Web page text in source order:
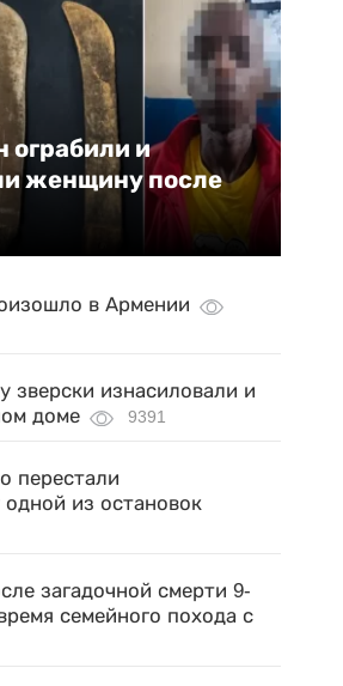
и
женщину после
в Армении
зверски изнасиловали и
доме
9391
перестали
одной из остановок
загадочной смерти 9-
семейного похода с